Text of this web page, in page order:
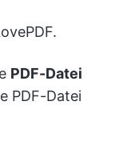
PDF-Datei
PDF-Datei